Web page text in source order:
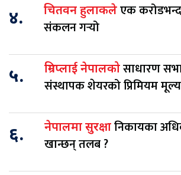
४. चितवन हुलाकलेएक
संकलन गर्‍यो
५. ग्रिनप्लाई नेपालकोसाधारण
संस्थापक शेयरको प्रिमियम मूल्य
६. नेपालमा सुरक्षानिकायका
खान्छन् तलब ?